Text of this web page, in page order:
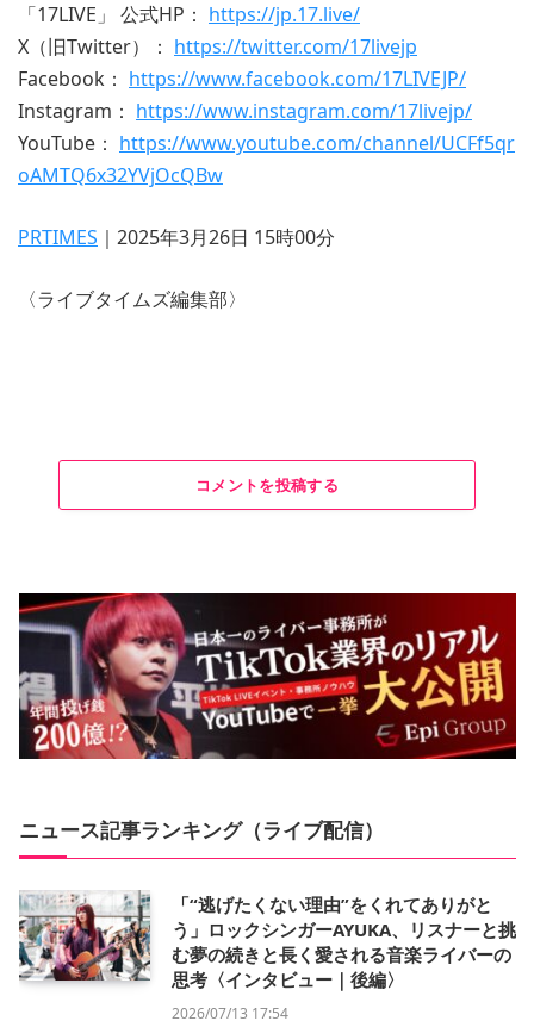
「17LIVE」 公式HP： https://jp.17.live/
X（旧Twitter）： https://twitter.com/17livejp
Facebook： https://www.facebook.com/17LIVEJP/
Instagram： https://www.instagram.com/17livejp/
YouTube： https://www.youtube.com/channel/UCFf5qr
oAMTQ6x32YVjOcQBw
PRTIMES ｜2025年3月26日 15時00分
〈ライブタイムズ編集部〉
コメントを投稿する
ニュース記事ランキング（ライブ配信）
「“逃げたくない理由”をくれてありがと
う」ロックシンガーAYUKA、リスナーと挑
む夢の続きと長く愛される音楽ライバーの
思考〈インタビュー｜後編〉
2026/07/13 17:54